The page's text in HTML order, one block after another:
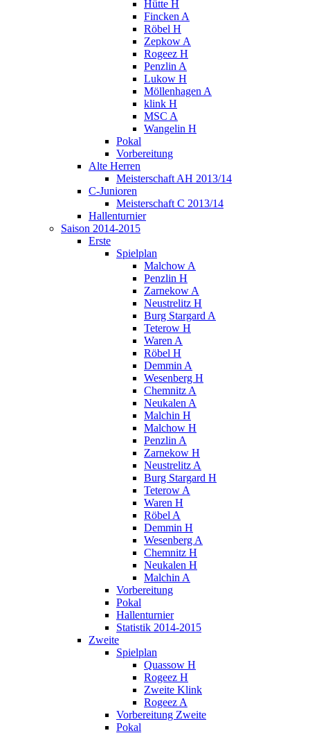
Hütte H
Fincken A
Röbel H
Zepkow A
Rogeez H
Penzlin A
Lukow H
Möllenhagen A
klink H
MSC A
Wangelin H
Pokal
Vorbereitung
Alte Herren
Meisterschaft AH 2013/14
C-Junioren
Meisterschaft C 2013/14
Hallenturnier
Saison 2014-2015
Erste
Spielplan
Malchow A
Penzlin H
Zarnekow A
Neustrelitz H
Burg Stargard A
Teterow H
Waren A
Röbel H
Demmin A
Wesenberg H
Chemnitz A
Neukalen A
Malchin H
Malchow H
Penzlin A
Zarnekow H
Neustrelitz A
Burg Stargard H
Teterow A
Waren H
Röbel A
Demmin H
Wesenberg A
Chemnitz H
Neukalen H
Malchin A
Vorbereitung
Pokal
Hallenturnier
Statistik 2014-2015
Zweite
Spielplan
Quassow H
Rogeez H
Zweite Klink
Rogeez A
Vorbereitung Zweite
Pokal